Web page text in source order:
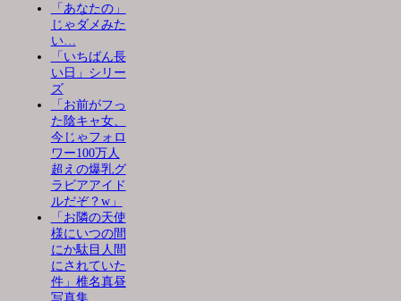
「あなたの」
じゃダメみた
い…
「いちばん長
い日」シリー
ズ
「お前がフっ
た陰キャ女、
今じゃフォロ
ワー100万人
超えの爆乳グ
ラビアアイド
ルだぞ？w」
「お隣の天使
様にいつの間
にか駄目人間
にされていた
件」椎名真昼
写真集